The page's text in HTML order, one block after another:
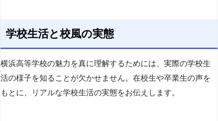
学校生活と校風の実態
横浜高等学校の魅力を真に理解するためには、実際の学校生
活の様子を知ることが欠かせません。在校生や卒業生の声を
もとに、リアルな学校生活の実態をお伝えします。